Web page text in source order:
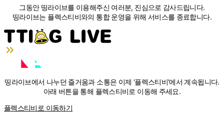
그동안 띵라이브를 이용해주신 여러분, 진심으로 감사드립니다.
띵라이브는 플렉스티비와의 통합 운영을 위해 서비스를 종료합니다.
띵라이브에서 나누던 즐거움과 소통은 이제 '플렉스티비'에서 계속됩니다.
아래 버튼을 통해 플렉스티비로 이동해 주세요.
플렉스티비로 이동하기